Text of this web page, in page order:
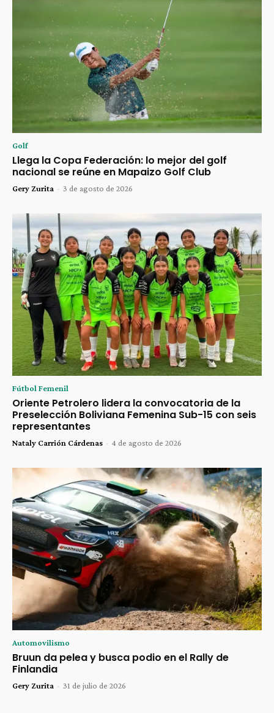
Golf
Llega la Copa Federación: lo mejor del golf
nacional se reúne en Mapaizo Golf Club
Gery Zurita - 3 de agosto de 2026
Fútbol Femenil
Oriente Petrolero lidera la convocatoria de la
Preselección Boliviana Femenina Sub-15 con seis
representantes
Nataly Carrión Cárdenas - 4 de agosto de 2026
Automovilismo
Bruun da pelea y busca podio en el Rally de
Finlandia
Gery Zurita - 31 de julio de 2026